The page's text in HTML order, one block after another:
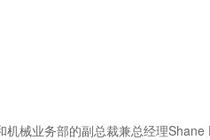
机械业务部的副总裁兼总经理